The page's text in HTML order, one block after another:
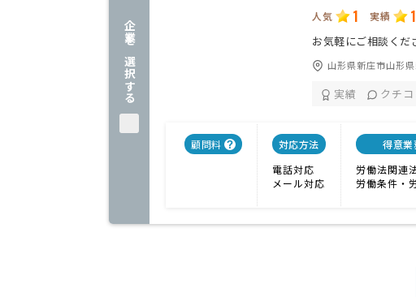
企業を選択する
人気 1 実績 1
お気軽にご相談くだ
山形県新庄市山形
実績 クチコ
顧問料
対応方法
電話対応
メール対応
得意業
労働法関連
労働条件・